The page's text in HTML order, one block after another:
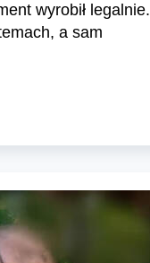
wyrobił legalnie.
a sam